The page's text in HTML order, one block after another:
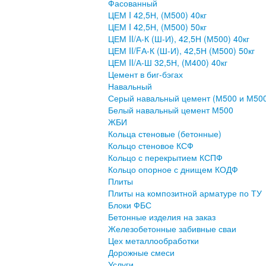
Фасованный
ЦЕМ I 42,5Н, (М500) 40кг
ЦЕМ I 42,5Н, (М500) 50кг
ЦЕМ II/А-К (Ш-И), 42,5Н (М500) 40кг
ЦЕМ II/FА-К (Ш-И), 42,5Н (М500) 50кг
ЦЕМ II/А-Ш 32,5Н, (М400) 40кг
Цемент в биг-бэгах
Навальный
Серый навальный цемент (М500 и
Белый навальный цемент М500
ЖБИ
Кольца стеновые (бетонные)
Кольцо стеновое КСФ
Кольцо с перекрытием КСПФ
Кольцо опорное с днищем КОДФ
Плиты
Плиты на композитной арматуре по ТУ
Блоки ФБС
Бетонные изделия на заказ
Железобетонные забивные сваи
Цех металлообработки
Дорожные смеси